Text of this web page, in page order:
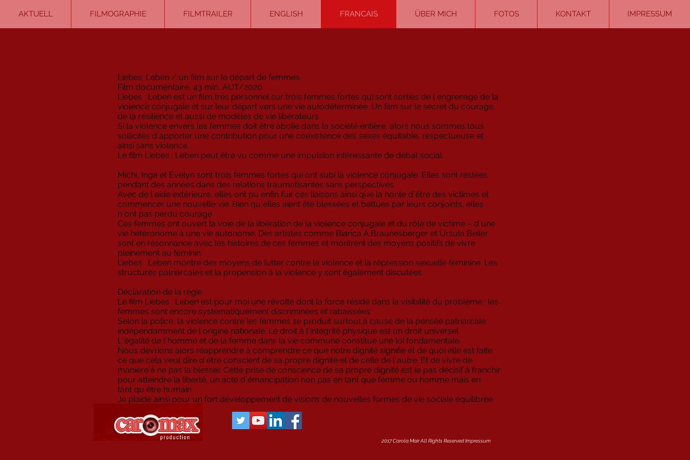
AKTUELL FILMOGRAPHIE FILMTRAILER ENGLISH FRANCAIS ÜBER MICH FOTOS KONTAKT IMPRESSUM
Liebes: Leben / un film sur le départ de femmes
Film documentaire, 43 min, AUT/2020
Liebes : Leben est un film très personnel sur trois femmes fortes qui sont sorties de l´engrenage de la
violence conjugale et sur leur départ vers une vie autodéterminée. Un film sur le secret du courage,
de la résilience et aussi de modèles de vie libérateurs.
Si la violence envers les femmes doit être abolie dans la société entière, alors nous sommes tous
sollicités d´apporter une contribution pour une coexistence des sexes équitable, respectueuse et
ainsi sans violence.
Le film Liebes : Leben peut être vu comme une impulsion intéressante de débat social.
Michi, Inga et Evelyn sont trois femmes fortes qui ont subi la violence conjugale. Elles sont restées
pendant des années dans des relations traumatisantes sans perspectives.
Avec de l´aide extérieure, elles ont pu enfin fuir ces liaisons ainsi que la honte d´être des victimes et
commencer une nouvelle vie. Bien qu´elles aient été blessées et battues par leurs conjoints, elles
n´ont pas perdu courage.
Ces femmes ont ouvert la voie de la libération de la violence conjugale et du rôle de victime – d´une
vie hétéronome à une vie autonome. Des artistes comme Bianca A.Braunesberger et Ursula Beiler
sont en résonnance avec les histoires de ces femmes et montrent des moyens positifs de vivre
pleinement au féminin.
Liebes : Leben montre des moyens de lutter contre la violence et la répression sexuelle féminine. Les
structures patriarcales et la propension à la violence y sont également discutées.
Déclaration de la régie
Le film Liebes : Leben est pour moi une révolte dont la force réside dans la visibilité du problème : les
femmes sont encore systématiquement discriminées et rabaissées.
Selon la police, la violence contre les femmes se produit surtout à cause de la pensée patriarcale,
indépendamment de l´origine nationale. Le droit à l´intégrité physique est un droit universel.
L´égalité de l´homme et de la femme dans la vie commune constitue une loi fondamentale.
Nous devrions alors réapprendre à comprendre ce que notre dignité signifie et de quoi elle est faite,
ce que cela veut dire d´être conscient de sa propre dignité et de celle de l´autre. Et de vivre de
manière à ne pas la blesser. Cette prise de conscience de sa propre dignité est le pas décisif à franchir
pour atteindre la liberté, un acte d´émancipation non pas en tant que femme ou homme mais en
tant qu´être humain.
Je plaide ainsi pour un fort développement de visions de nouvelles formes de vie sociale équilibrée.
2017 Carola Mair All Rights Reserved Impressum